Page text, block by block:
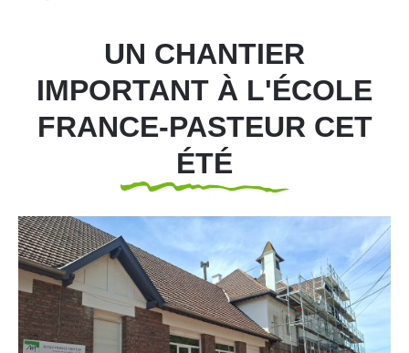
UN CHANTIER
IMPORTANT À L'ÉCOLE
FRANCE-PASTEUR CET
ÉTÉ